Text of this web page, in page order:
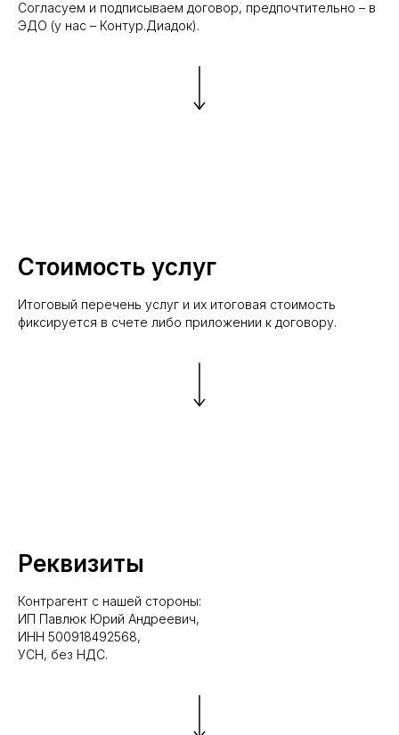
Согласуем и подписываем договор, предпочтительно – в
ЭДО (у нас – Контур.Диадок).
Стоимость услуг
Итоговый перечень услуг и их итоговая стоимость
фиксируется в счете либо приложении к договору.
Реквизиты
Контрагент с нашей стороны:
ИП Павлюк Юрий Андреевич,
ИНН 500918492568,
УСН, без НДС.